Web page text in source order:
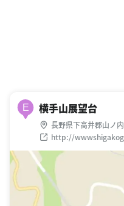
E 横手山展望台
長野県下高井郡山ノ
http://